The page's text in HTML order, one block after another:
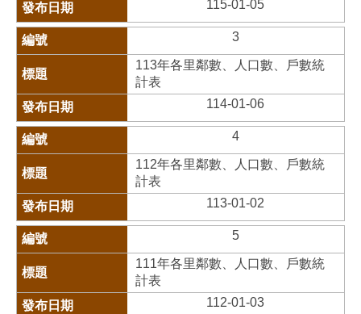
115-01-05
3
113年各里鄰數、人口數、戶數統
計表
114-01-06
4
112年各里鄰數、人口數、戶數統
計表
113-01-02
5
111年各里鄰數、人口數、戶數統
計表
112-01-03